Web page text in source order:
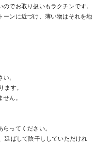
でお取り扱いもラクチンです。
ーンに近づけ、薄い物はそれを地
。
す。
ん。
ってください。
延ばして陰干ししていただけれ